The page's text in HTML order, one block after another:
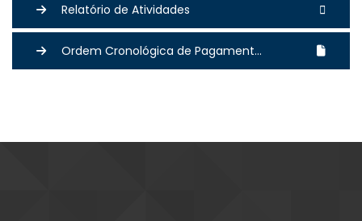
Relatório de Atividades
Ordem Cronológica de Pagament...